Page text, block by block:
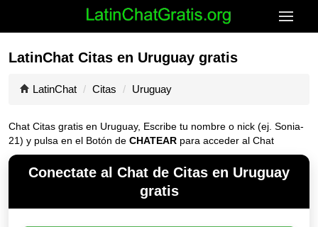
LatinChat Citas en Uruguay gratis
LatinChat Citas Uruguay
Chat Citas gratis en Uruguay, Escribe tu nombre o nick (ej. Sonia-
21) y pulsa en el Botón de CHATEAR para acceder al Chat
Conectate al Chat de Citas en Uruguay
gratis